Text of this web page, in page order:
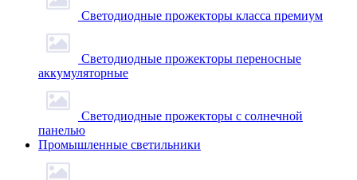
Светодиодные прожекторы класса премиум
Светодиодные прожекторы переносные
аккумуляторные
Светодиодные прожекторы с солнечной
панелью
Промышленные светильники